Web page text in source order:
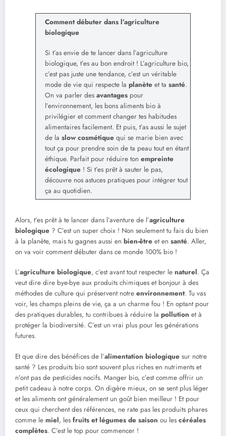
Comment débuter dans l’agriculture
biologique
Si t’as envie de te lancer dans l’agriculture
biologique, t’es au bon endroit ! L’agriculture bio,
c’est pas juste une tendance, c’est un véritable
mode de vie qui respecte la planète et ta santé.
On va parler des avantages pour
l’environnement, les bons aliments bio à
privilégier et comment changer tes habitudes
alimentaires facilement. Et puis, t’as aussi le sujet
de la slow cosmétique qui se marie bien avec
tout ça pour prendre soin de ta peau tout en étant
éthique. Parfait pour réduire ton empreinte
écologique ! Si t’es prêt à sauter le pas,
découvre nos astuces pratiques pour intégrer tout
ça au quotidien.
Alors, t’es prêt à te lancer dans l’aventure de l’agriculture
biologique ? C’est un super choix ! Non seulement tu fais du bien
à la planète, mais tu gagnes aussi en bien-être et en santé. Aller,
on va voir comment débuter dans ce monde 100% bio !
L’agriculture biologique, c’est avant tout respecter le naturel. Ça
veut dire dire bye-bye aux produits chimiques et bonjour à des
méthodes de culture qui préservent notre environnement. Tu vas
voir, les champs pleins de vie, ça a un charme fou ! En optant pour
des pratiques durables, tu contribues à réduire la pollution et à
protéger la biodiversité. C’est un vrai plus pour les générations
futures.
Et que dire des bénéfices de l’alimentation biologique sur notre
santé ? Les produits bio sont souvent plus riches en nutriments et
n’ont pas de pesticides nocifs. Manger bio, c’est comme offrir un
petit cadeau à notre corps. On digère mieux, on se sent plus léger
et les aliments ont généralement un goût bien meilleur ! Et pour
ceux qui cherchent des références, ne rate pas les produits phares
comme le miel, les fruits et légumes de saison ou les céréales
complètes. C’est le top pour commencer !